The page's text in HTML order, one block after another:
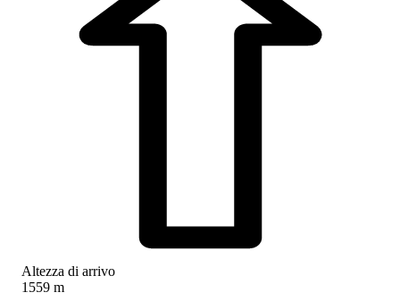
Altezza di arrivo
1559 m